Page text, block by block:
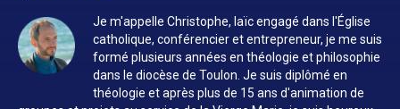
Je m'appelle Christophe, laïc engagé dans l'Église
catholique, conférencier et entrepreneur, je me suis
formé plusieurs années en théologie et philosophie
dans le diocèse de Toulon. Je suis diplômé en
théologie et après plus de 15 ans d'animation de